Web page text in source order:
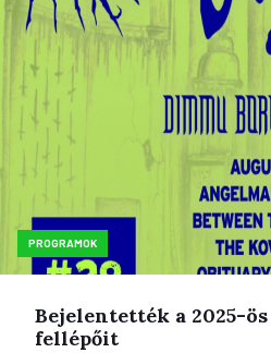
PROGRAMOK
Bejelentették a 2025-
fellépőit